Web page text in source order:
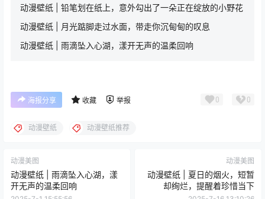
动漫壁纸 | 铅笔划在纸上，意外勾出了一朵正在绽放的小野花
动漫壁纸 | 月光踮脚走过水面，带走你沉甸甸的叹息
动漫壁纸 | 雨滴坠入心湖，漾开无声的温柔回响
海报分享 收藏 举报 0 0
动漫壁纸 动漫壁纸推荐
动漫美图
动漫壁纸 | 雨滴坠入心湖，漾
开无声的温柔回响
动漫美图
动漫壁纸 | 夏日的烟火，短暂
却绚烂，提醒着珍惜当下